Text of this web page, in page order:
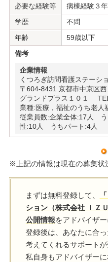
必要な経験等
病棟経験３年
学歴
不問
年齢
59歳以下
備考
企業情報
くつろぎ訪問看護ステーシ
〒604-8431 京都市中京区
グランドプラス１０１
業種:医療，福祉のうち老人
従業員数:企業全体:17人
性:10人 うちパート:4人
※上記の情報は現在の募集状
まずは無料登録して、
ション（株式会社 ＩＺ
公開情報をアドバイザ
登録後は、あなたに合
考えてくれるサポートが
私自身もアドバイザー